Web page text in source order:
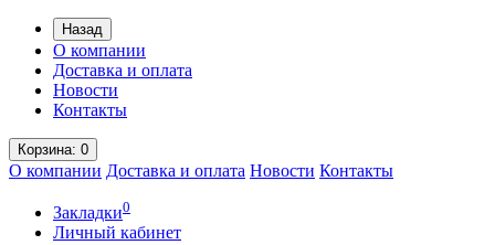
Назад
О компании
Доставка и оплата
Новости
Контакты
Корзина: 0
О компании Доставка и оплата Новости Контакты
Закладки0
Личный кабинет